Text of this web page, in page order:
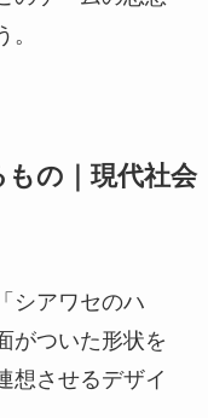
の｜現代社会
シアワセのハ
がついた形状を
想させるデザイ